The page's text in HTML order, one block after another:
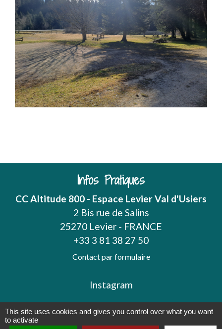
Infos Pratiques
CC Altitude 800 - Espace Levier Val d'Usiers
2 Bis rue de Salins
25270 Levier - FRANCE
+33 3 81 38 27 50
Contact par formulaire
Instagram
This site uses cookies and gives you control over what you want
to activate